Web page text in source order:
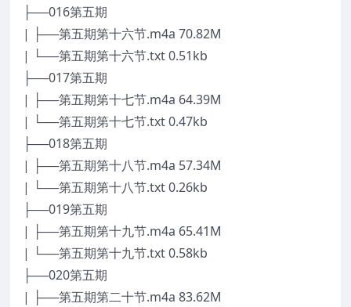
├──016第五期
| ├──第五期第十六节.m4a 70.82M
| └──第五期第十六节.txt 0.51kb
├──017第五期
| ├──第五期第十七节.m4a 64.39M
| └──第五期第十七节.txt 0.47kb
├──018第五期
| ├──第五期第十八节.m4a 57.34M
| └──第五期第十八节.txt 0.26kb
├──019第五期
| ├──第五期第十九节.m4a 65.41M
| └──第五期第十九节.txt 0.58kb
├──020第五期
| ├──第五期第二十节.m4a 83.62M